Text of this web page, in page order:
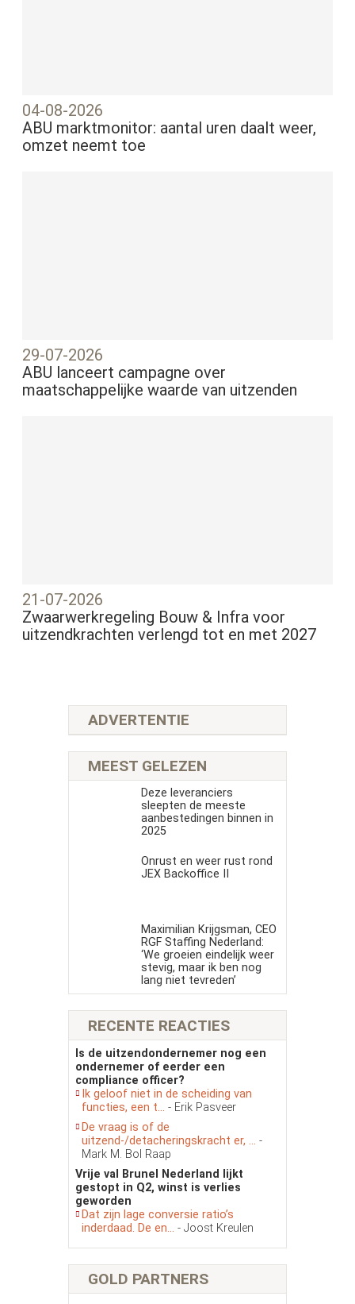
04-08-2026
ABU marktmonitor: aantal uren daalt weer,
omzet neemt toe
29-07-2026
ABU lanceert campagne over
maatschappelijke waarde van uitzenden
21-07-2026
Zwaarwerkregeling Bouw & Infra voor
uitzendkrachten verlengd tot en met 2027
ADVERTENTIE
MEEST GELEZEN
Deze leveranciers
sleepten de meeste
aanbestedingen binnen in
2025
Onrust en weer rust rond
JEX Backoffice II
Maximilian Krijgsman, CEO
RGF Staffing Nederland:
‘We groeien eindelijk weer
stevig, maar ik ben nog
lang niet tevreden’
RECENTE REACTIES
Is de uitzendondernemer nog een
ondernemer of eerder een
compliance officer?
Ik geloof niet in de scheiding van
functies, een t... - Erik Pasveer
De vraag is of de
uitzend-/detacheringskracht er, ... -
Mark M. Bol Raap
Vrije val Brunel Nederland lijkt
gestopt in Q2, winst is verlies
geworden
Dat zijn lage conversie ratio’s
inderdaad. De en... - Joost Kreulen
GOLD PARTNERS